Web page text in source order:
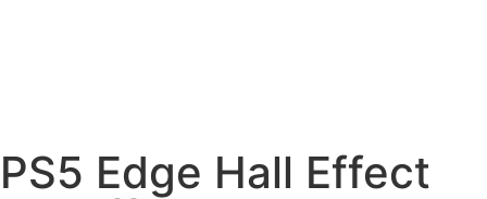
PS5 Edge Hall Effect